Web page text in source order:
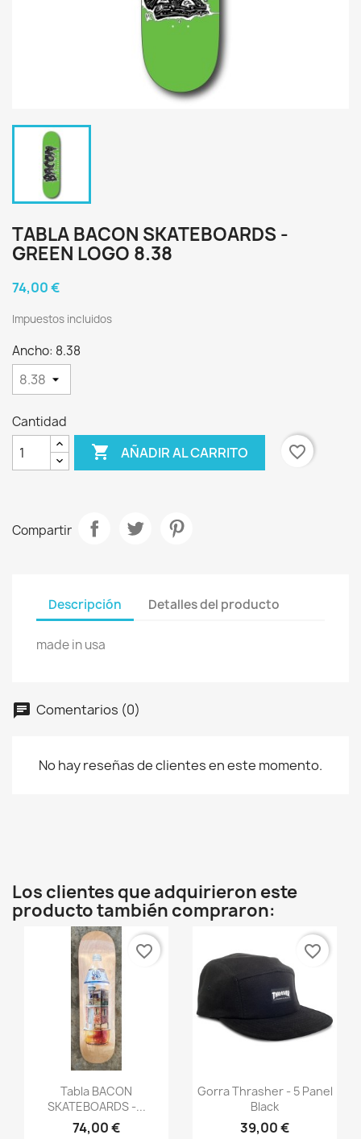
TABLA BACON SKATEBOARDS -
GREEN LOGO 8.38
74,00 €
Impuestos incluidos
Ancho: 8.38
Cantidad
 AÑADIR AL CARRITO favorite_border
Compartir
Descripción Detalles del producto
made in usa
Comentarios (0)
No hay reseñas de clientes en este momento.
Los clientes que adquirieron este
producto también compraron:
Vista rápida
Tabla BACON
SKATEBOARDS -...
74,00 €
favorite_border
Vista rápida
Gorra Thrasher - 5 Panel
Black
39,00 €
favorite_border
Crear lista de deseos
Nombre de la lista de deseos
Cancelar Crear lista de deseos